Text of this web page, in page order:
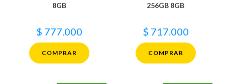
8GB
$ 777.000
COMPRAR
256GB 8GB
$ 717.000
COMPRAR